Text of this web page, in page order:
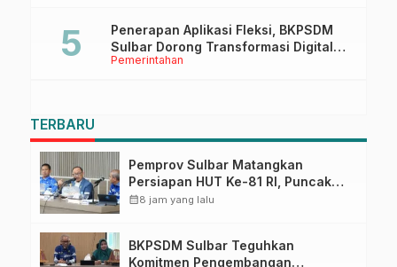
Pemerintahan
Penerapan Aplikasi Fleksi, BKPSDM
Sulbar Dorong Transformasi Digital
Sistem Kehadiran ASN
TERBARU
Pemprov Sulbar Matangkan
Persiapan HUT Ke-81 RI, Puncak
Upacara di Lapangan Ahmad
calendar_month8 jam yang lalu
BKPSDM Sulbar Teguhkan
Komitmen Pengembangan